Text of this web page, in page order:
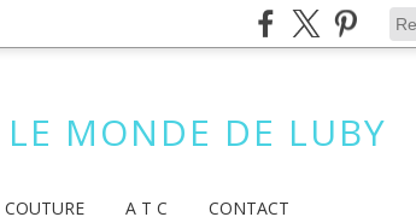
LE MONDE DE LUBY
COUTURE A T C CONTACT